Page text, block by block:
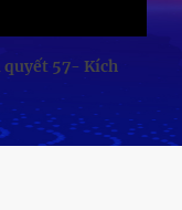
quyết 57- Kích